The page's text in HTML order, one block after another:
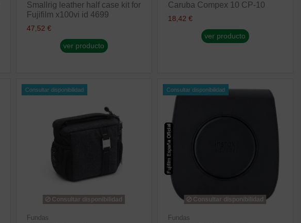
Smallrig leather half case kit for
Fujifilm x100vi id 4699
47,52 €
ver producto
Caruba Compex 10 CP-10
18,42 €
ver producto
Consultar disponibilidad
Consultar disponibilidad
Fundas
Consultar disponibilidad
Consultar disponibilidad
Fundas